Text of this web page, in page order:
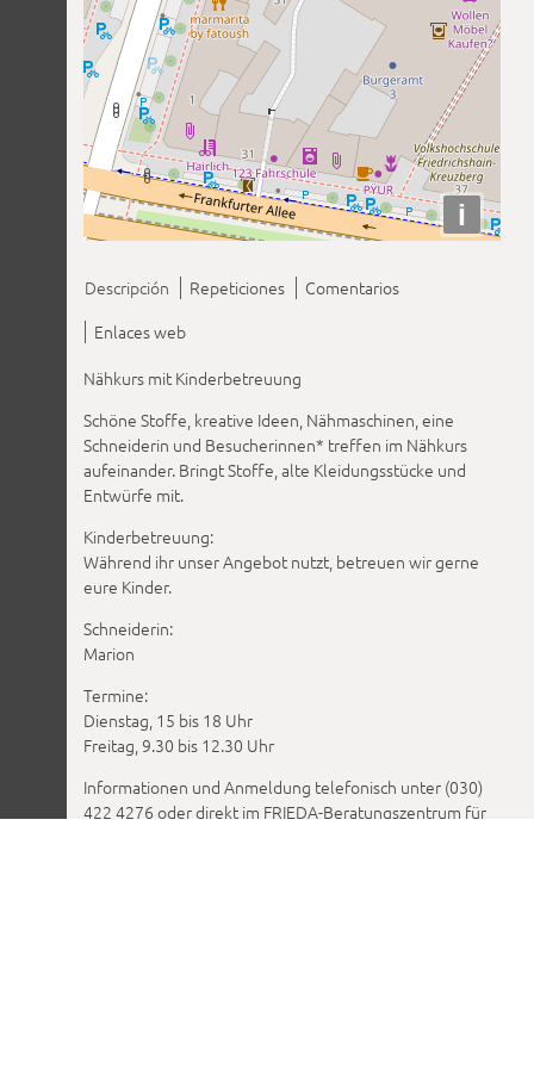
i
Descripción Repeticiones
Comentarios
Enlaces web
Nähkurs mit Kinderbetreuung
Schöne Stoffe, kreative Ideen, Nähmaschinen, eine
Schneiderin und Besucherinnen* treffen im Nähkurs
aufeinander. Bringt Stoffe, alte Kleidungsstücke und
Entwürfe mit.
Kinderbetreuung:
Während ihr unser Angebot nutzt, betreuen wir gerne
eure Kinder.
Schneiderin:
Marion
Termine:
Dienstag, 15 bis 18 Uhr
Freitag, 9.30 bis 12.30 Uhr
Informationen und Anmeldung telefonisch unter (030)
422 4276 oder direkt im FRIEDA-Beratungszentrum für